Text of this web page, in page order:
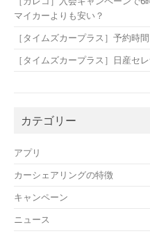
マイカーよりも安い？
［タイムズカープラス］予約時
［タイムズカープラス］日産セ
カテゴリー
アプリ
カーシェアリングの特徴
キャンペーン
ニュース